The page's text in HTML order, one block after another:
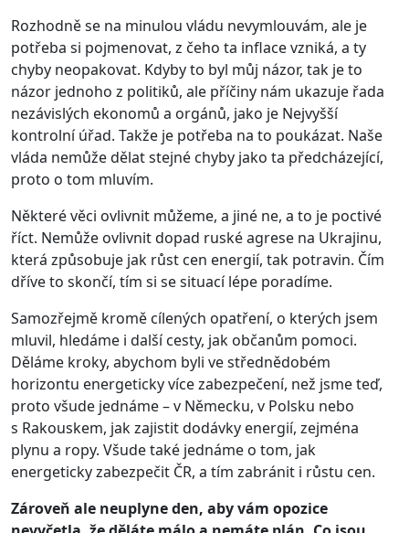
Rozhodně se na minulou vládu nevymlouvám, ale je
potřeba si pojmenovat, z čeho ta inflace vzniká, a ty
chyby neopakovat. Kdyby to byl můj názor, tak je to
názor jednoho z politiků, ale příčiny nám ukazuje řada
nezávislých ekonomů a orgánů, jako je Nejvyšší
kontrolní úřad. Takže je potřeba na to poukázat. Naše
vláda nemůže dělat stejné chyby jako ta předcházející,
proto o tom mluvím.
Některé věci ovlivnit můžeme, a jiné ne, a to je poctivé
říct. Nemůže ovlivnit dopad ruské agrese na Ukrajinu,
která způsobuje jak růst cen energií, tak potravin. Čím
dříve to skončí, tím si se situací lépe poradíme.
Samozřejmě kromě cílených opatření, o kterých jsem
mluvil, hledáme i další cesty, jak občanům pomoci.
Děláme kroky, abychom byli ve střednědobém
horizontu energeticky více zabezpečení, než jsme teď,
proto všude jednáme – v Německu, v Polsku nebo
s Rakouskem, jak zajistit dodávky energií, zejména
plynu a ropy. Všude také jednáme o tom, jak
energeticky zabezpečit ČR, a tím zabránit i růstu cen.
Zároveň ale neuplyne den, aby vám opozice